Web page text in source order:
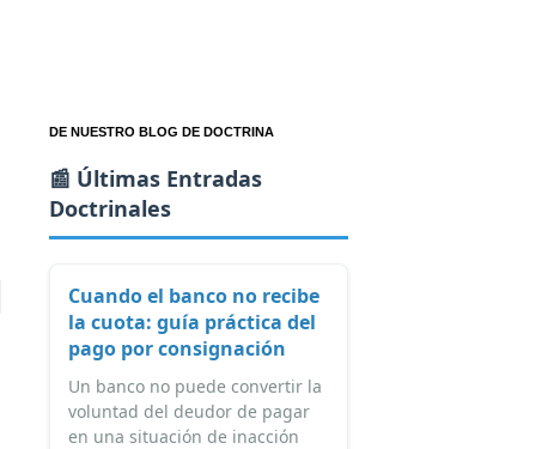
DE NUESTRO BLOG DE DOCTRINA
📰 Últimas Entradas
Doctrinales
Cuando el banco no recibe
la cuota: guía práctica del
pago por consignación
Un banco no puede convertir la
voluntad del deudor de pagar
en una situación de inacción